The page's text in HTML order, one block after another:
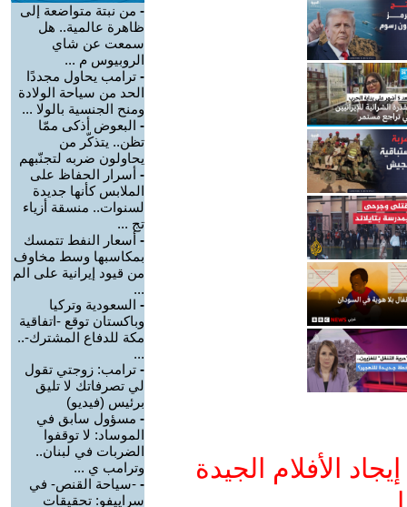
الأفلام الجيدة
- من نبتة متواضعة إلى
ظاهرة عالمية.. هل
سمعت عن شاي
الروبيوس م ...
- ترامب يحاول مجددًا
الحد من سياحة الولادة
ومنح الجنسية بالولا ...
- البعوض أذكى ممّا
تظن.. يتذكّر من
يحاولون ضربه لتجنّبهم
- أسرار الحفاظ على
الملابس كأنها جديدة
لسنوات.. منسقة أزياء
تج ...
- أسعار النفط تتمسك
بمكاسبها وسط مخاوف
من قيود إيرانية على الم
...
- السعودية وتركيا
وباكستان توقع -اتفاقية
مكة للدفاع المشترك-..
...
- ترامب: زوجتي تقول
لي تصرفاتك لا تليق
برئيس (فيديو)
- مسؤول سابق في
الموساد: لا توقفوا
الضربات في لبنان..
وترامب ي ...
- -سياحة القنص- في
سراييفو: تحقيقات